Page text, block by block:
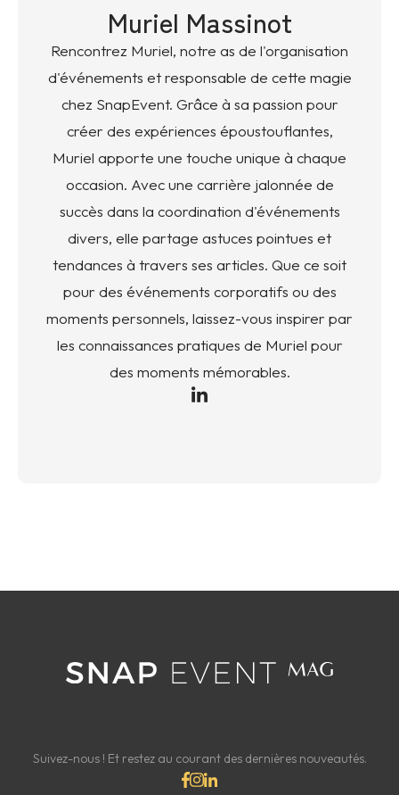
Muriel Massinot
Rencontrez Muriel, notre as de l'organisation
d'événements et responsable de cette magie
chez SnapEvent. Grâce à sa passion pour
créer des expériences époustouflantes,
Muriel apporte une touche unique à chaque
occasion. Avec une carrière jalonnée de
succès dans la coordination d'événements
divers, elle partage astuces pointues et
tendances à travers ses articles. Que ce soit
pour des événements corporatifs ou des
moments personnels, laissez-vous inspirer par
les connaissances pratiques de Muriel pour
des moments mémorables.
Suivez-nous ! Et restez au courant des dernières nouveautés.